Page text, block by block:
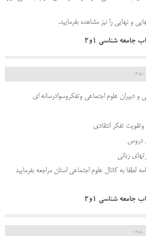
و نهایی را نیز مشاهده بفرمایید.
جامعه شناسی 1و2
دبیران علوم اجتماعی وتفکروسوادرسانه ای
لطفا به کانال علوم اجتماعی استان مراجعه بفرمایید
جامعه شناسی 1و2